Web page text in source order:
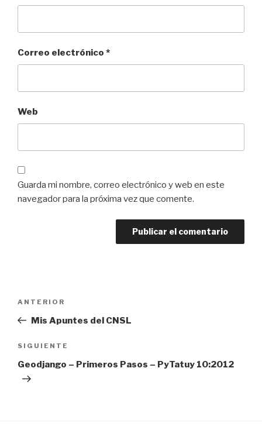
Correo electrónico *
Web
Guarda mi nombre, correo electrónico y web en este
navegador para la próxima vez que comente.
entradas
Entrada
anterior:
ANTERIOR
Mis Apuntes del CNSL
Siguiente
entrada
SIGUIENTE
Geodjango – Primeros Pasos – PyTatuy 10:2012